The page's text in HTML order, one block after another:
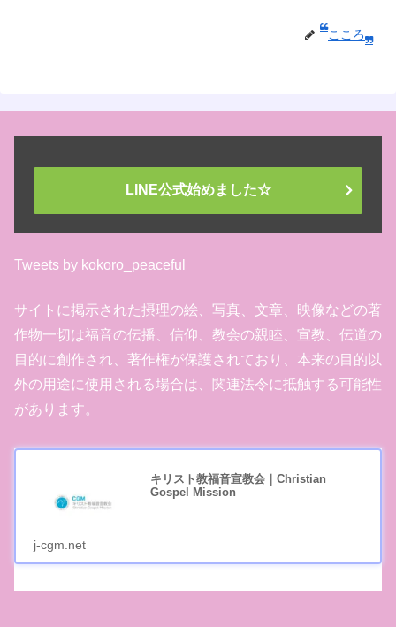
こころ
LINE公式始めました☆
Tweets by kokoro_peaceful
サイトに掲示された摂理の絵、写真、文章、映像などの著
作物一切は福音の伝播、信仰、教会の親睦、宣教、伝道の
目的に創作され、著作権が保護されており、本来の目的以
外の用途に使用される場合は、関連法令に抵触する可能性
があります。
キリスト教福音宣教会｜Christian
Gospel Mission
j-cgm.net